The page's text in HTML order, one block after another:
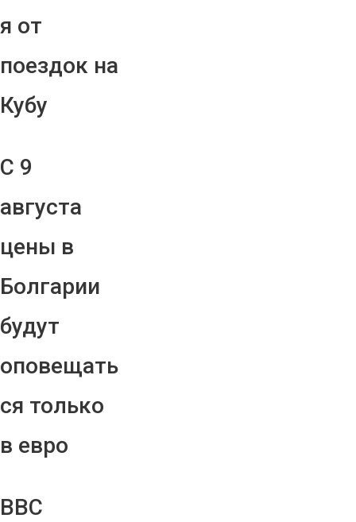
я от
поездок на
Кубу
С 9
августа
цены в
Болгарии
будут
оповещать
ся только
в евро
ВВС